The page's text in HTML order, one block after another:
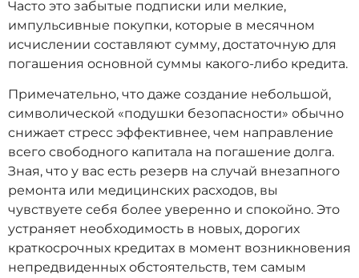
Часто это забытые подписки или мелкие,
импульсивные покупки, которые в месячном
исчислении составляют сумму, достаточную для
погашения основной суммы какого-либо кредита.
Примечательно, что даже создание небольшой,
символической «подушки безопасности» обычно
снижает стресс эффективнее, чем направление
всего свободного капитала на погашение долга.
Зная, что у вас есть резерв на случай внезапного
ремонта или медицинских расходов, вы
чувствуете себя более уверенно и спокойно. Это
устраняет необходимость в новых, дорогих
краткосрочных кредитах в момент возникновения
непредвиденных обстоятельств, тем самым